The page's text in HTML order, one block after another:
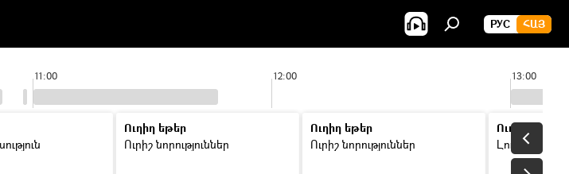
РУС ՀԱՅ
11:00 12:00 13:00
Ուղիղ եթեր
Ուրիշ նորություններ
Ուղիղ եթեր
Ուրիշ նորություններ
Ուղիղ եթեր
Լուրեր